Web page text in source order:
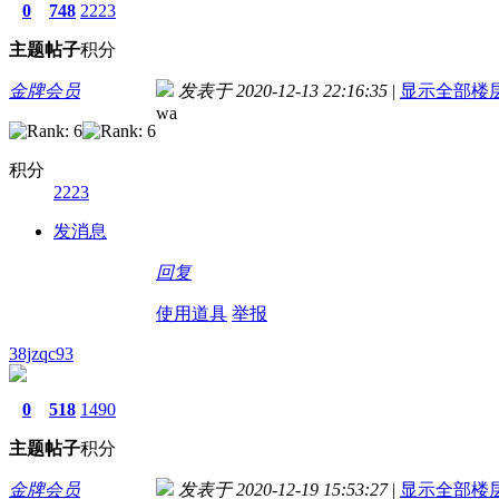
0
主题
748
帖子
2223
积分
金牌会员
积分
2223
发消息
发表于 2020-12-13 22:16:35 | 显示全部楼
wa
回复
使用道具 举报
38jzqc93
0
主题
518
帖子
1490
积分
金牌会员 发表于 2020-12-19 15:53:27 | 显示全部楼